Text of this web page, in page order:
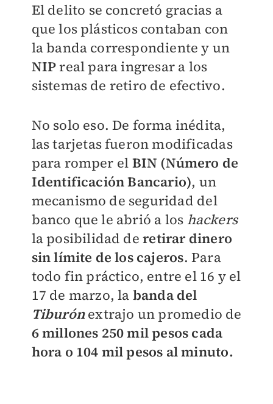
El delito se concretó gracias a
que los plásticos contaban con
la banda correspondiente y un
NIPreal para ingresar a los
sistemas de retiro de efectivo.
No solo eso. De forma inédita,
las tarjetas fueron modificadas
para romper el BIN (Número de
Identificación Bancario), un
mecanismo de seguridad del
banco que le abrió a los hackers
la posibilidad deretirar dinero
sin límite de los cajeros. Para
todo fin práctico, entre el 16 y el
17 de marzo, la banda del
Tiburónextrajo un promedio de
6 millones 250 mil pesos cada
hora o 104 mil pesos al minuto.